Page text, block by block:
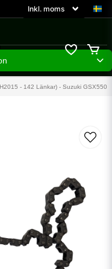
- 142 Länkar) - Suzuki GSX550